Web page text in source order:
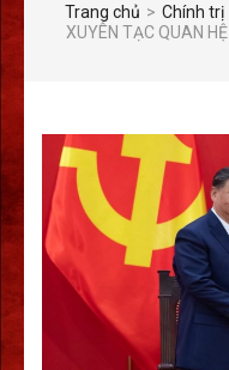
Trang chủ > Chính trị
XUYÊN TẠC QUAN